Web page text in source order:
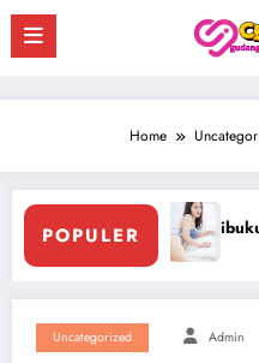
Skip
content
Home
POPULER
Treesome Dengan Penis
Uncategorized Admin